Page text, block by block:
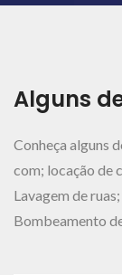
Alguns
Conheça alguns
com; locação de
Lavagem de
Bombeamento